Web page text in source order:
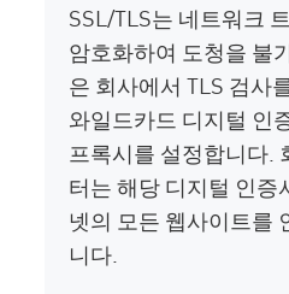
SSL/TLS는 네트워크
암호화하여 도청을 불
은 회사에서 TLS 검사
와일드카드 디지털 인
프록시를 설정합니다.
터는 해당 디지털 인증
넷의 모든 웹사이트를
니다.